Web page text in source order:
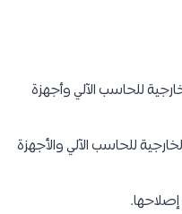
للحاسب الآلي وأجهزة
للحاسب الآلي والأجهزة